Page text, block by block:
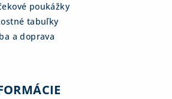
poukážky
tabuľky
a doprava